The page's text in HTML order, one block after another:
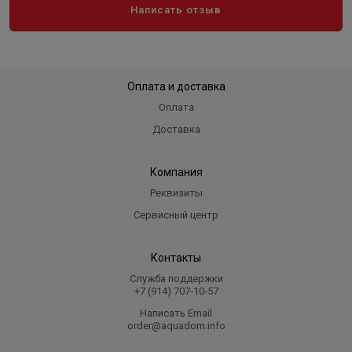
В конструкции применяются торцовые уплотнения
ведущих мировых производителей, позволяющие
повысить надёжность изделия в целом.
Написать отзыв
Оплата и доставка
Оплата
Доставка
Компания
Реквизиты
Сервисный центр
Контакты
Служба поддержки
+7 (914) 707‑10‑57
Написать Email
order@aquadom.info